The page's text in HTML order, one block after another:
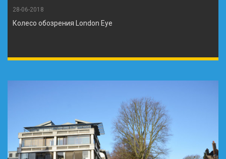
28-06-2018
Колесо обозрения London Eye